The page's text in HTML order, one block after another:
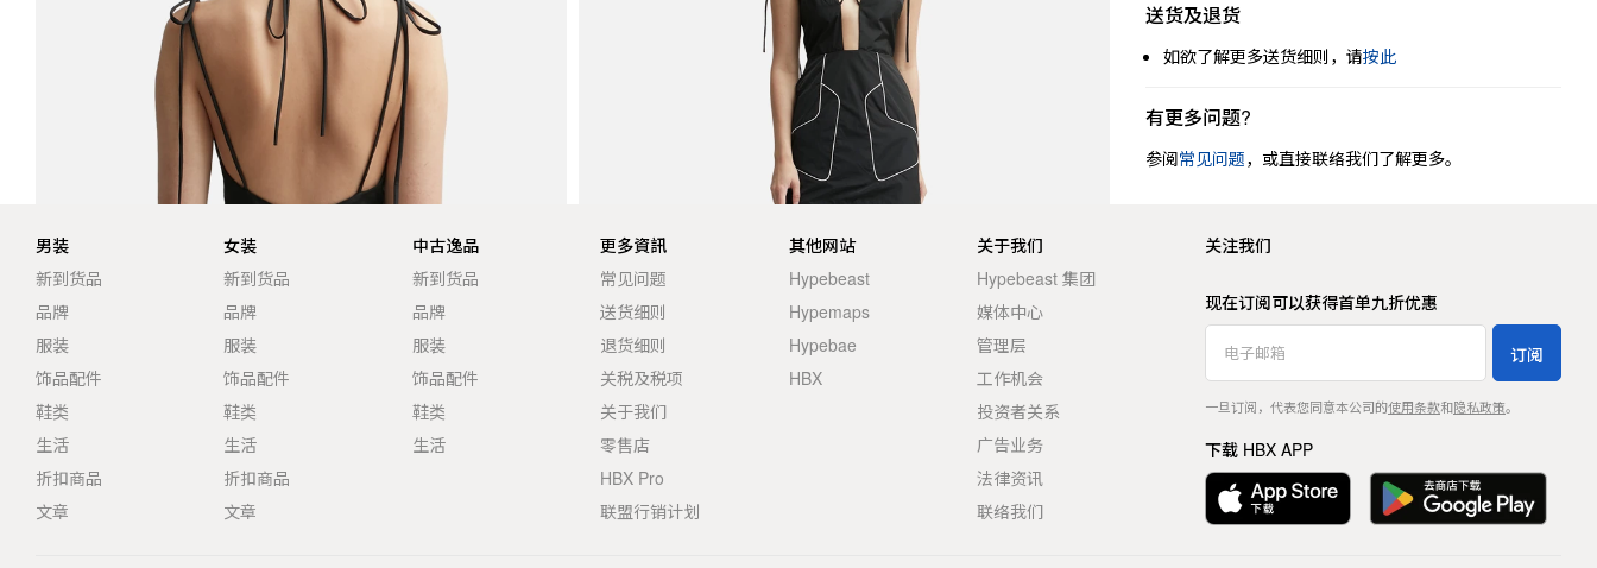
送货及退货
如欲了解更多送货细则，请按此
有更多问题?
参阅常见问题，或直接联络我们了解更多。
男装
新到货品
品牌
服装
饰品配件
鞋类
生活
折扣商品
文章
女装
新到货品
品牌
服装
饰品配件
鞋类
生活
折扣商品
文章
中古逸品
新到货品
品牌
服装
饰品配件
鞋类
生活
更多資訊
常见问题
送货细则
退货细则
关税及税项
关于我们
零售店
HBX Pro
联盟行销计划
其他网站
Hypebeast
Hypemaps
Hypebae
HBX
关于我们
Hypebeast 集团
媒体中心
管理层
工作机会
投资者关系
广告业务
法律资讯
联络我们
关注我们
现在订阅可以获得首单九折优惠
订阅
一旦订阅，代表您同意本公司的使用条款和隐私政策。
下载 HBX APP